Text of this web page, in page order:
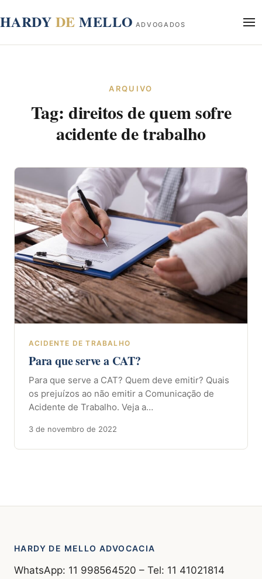
HARDY DE MELLO ADVOGADOS
Blog
ARQUIVO
Tag:direitos de quem sofre
acidente de trabalho
ACIDENTE DE TRABALHO
Para que serve a CAT?
Para que serve a CAT? Quem deve emitir? Quais
os prejuízos ao não emitir a Comunicação de
Acidente de Trabalho. Veja a…
3 de novembro de 2022
HARDY DE MELLO ADVOCACIA
WhatsApp: 11 998564520 – Tel: 11 41021814